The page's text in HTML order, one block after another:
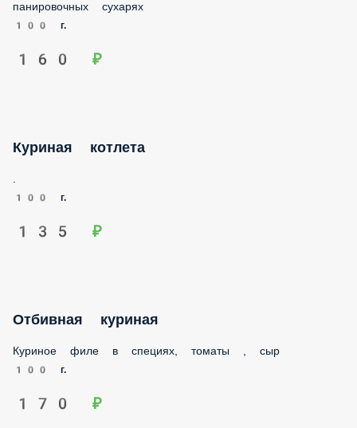
100 г.
100 г.
Куриное филе в специях, томаты , сыр
100 г.